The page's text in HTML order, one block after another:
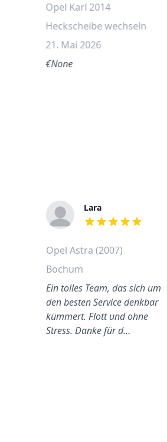
Opel Karl 2014
Heckscheibe wechseln
21. Mai 2026
€None
Lara
out of 5 stars
Opel Astra (2007)
Bochum
Ein tolles Team, das sich um
den besten Service denkbar
kümmert. Flott und ohne
Stress. Danke für d…